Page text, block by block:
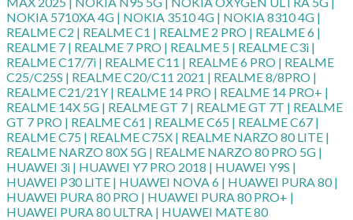
NOKIA 5710XA 4G | NOKIA 3510 4G | NOKIA 8310 4G |
REALME C2 | REALME C1 | REALME 2 PRO | REALME 6 |
REALME 7 | REALME 7 PRO | REALME 5 | REALME C3i |
REALME C17/7i | REALME C11 | REALME 6 PRO | REALME
C25/C25S | REALME C20/C11 2021 | REALME 8/8PRO |
REALME C21/21Y | REALME 14 PRO | REALME 14 PRO+ |
REALME 14X 5G | REALME GT 7 | REALME GT 7T | REALME
GT 7 PRO | REALME C61 | REALME C65 | REALME C67 |
REALME C75 | REALME C75X | REALME NARZO 80 LITE |
REALME NARZO 80X 5G | REALME NARZO 80 PRO 5G |
HUAWEI 3i | HUAWEI Y7 PRO 2018 | HUAWEI Y9S |
HUAWEI P30 LITE | HUAWEI NOVA 6 | HUAWEI PURA 80 |
HUAWEI PURA 80 PRO | HUAWEI PURA 80 PRO+ |
HUAWEI PURA 80 ULTRA | HUAWEI MATE 80